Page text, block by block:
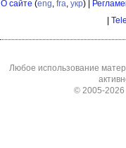
О сайте (eng, fra, укр) |
Любое использование
© 2005-2026